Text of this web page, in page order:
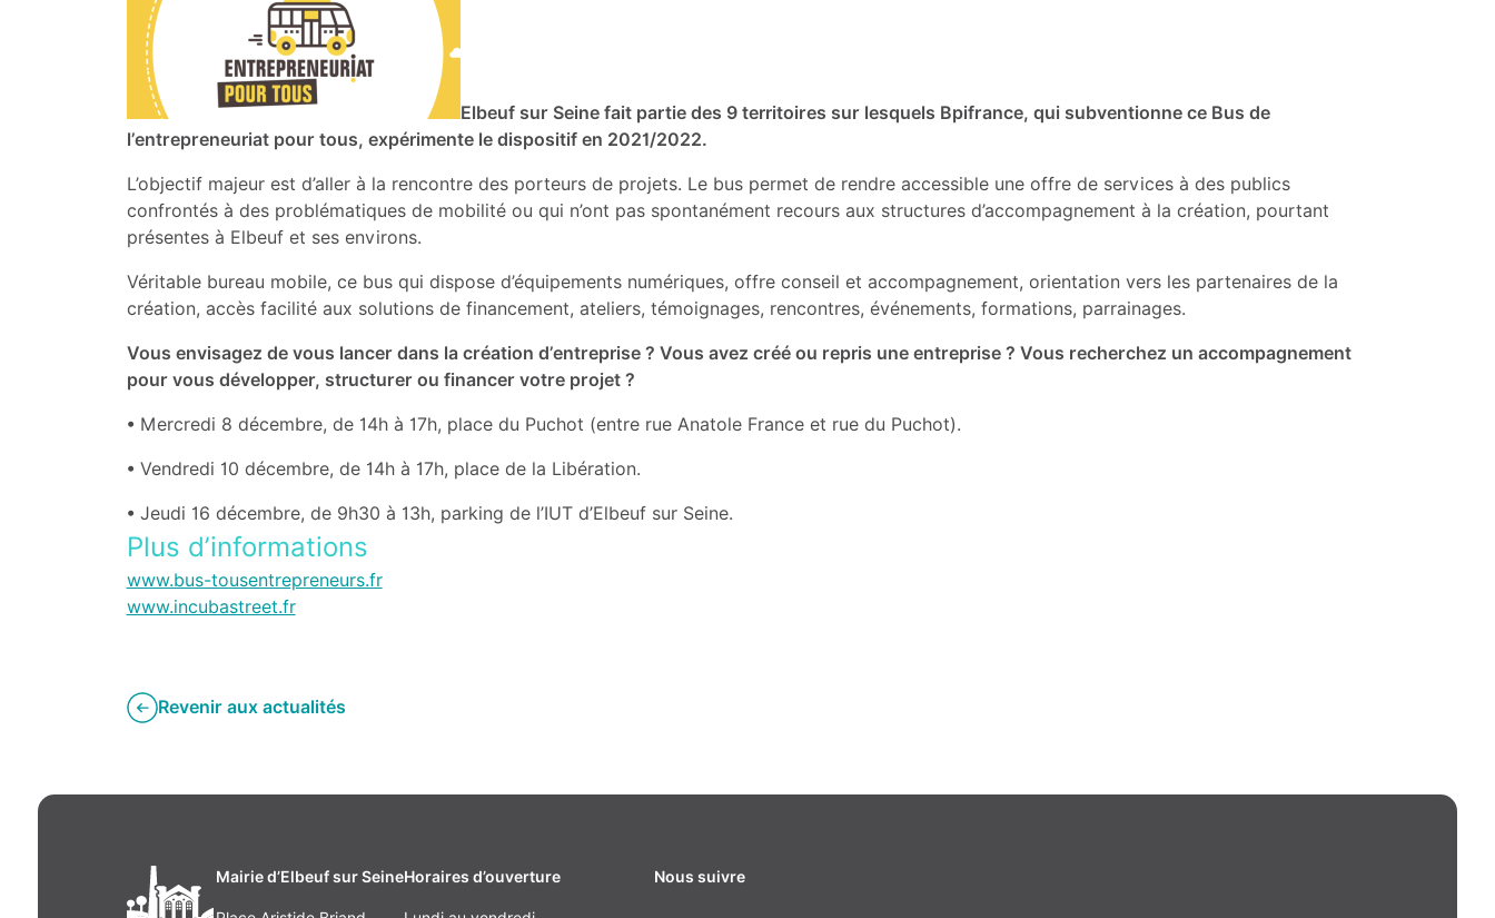
Elbeuf sur Seine fait partie des 9 territoires sur lesquels Bpifrance, qui subventionne ce Bus de
l’entrepreneuriat pour tous, expérimente le dispositif en 2021/2022.
L’objectif majeur est d’aller à la rencontre des porteurs de projets. Le bus permet de rendre accessible une offre de services à des publics
confrontés à des problématiques de mobilité ou qui n’ont pas spontanément recours aux structures d’accompagnement à la création, pourtant
présentes à Elbeuf et ses environs.
Véritable bureau mobile, ce bus qui dispose d’équipements numériques, offre conseil et accompagnement, orientation vers les partenaires de la
création, accès facilité aux solutions de financement, ateliers, témoignages, rencontres, événements, formations, parrainages.
Vous envisagez de vous lancer dans la création d’entreprise ? Vous avez créé ou repris une entreprise ? Vous recherchez un accompagnement
pour vous développer, structurer ou financer votre projet ?
• Mercredi 8 décembre, de 14h à 17h, place du Puchot (entre rue Anatole France et rue du Puchot).
• Vendredi 10 décembre, de 14h à 17h, place de la Libération.
• Jeudi 16 décembre, de 9h30 à 13h, parking de l’IUT d’Elbeuf sur Seine.
Plus d’informations
www.bus-tousentrepreneurs.fr
www.incubastreet.fr
Revenir aux actualités
Mairie d’Elbeuf sur SeineHoraires d’ouverture Nous suivre